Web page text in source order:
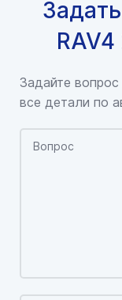
RAV4
Задайте
все детали по